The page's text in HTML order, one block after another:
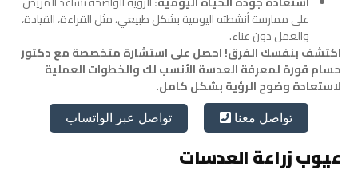
على ممارسة أنشطته اليومية بشكل طبيعي، مثل القراءة، القيادة،
والعمل دون عناء.
اكتشف بنفسك الفرق! احصل على استشارة متخصصة مع دكتور
حسام قورة لمعرفة العدسة الأنسب لك والخطوات العملية
لاستعادة وضوح الرؤية بشكل كامل.
تواصل معنا تواصل عبر الواتساب
عيوب زراعة العدسات